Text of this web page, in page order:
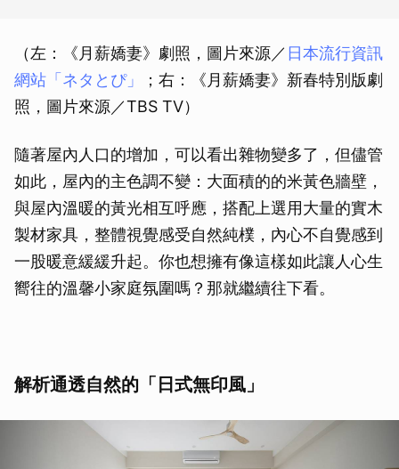
（左：《月薪嬌妻》劇照，圖片來源／ 日本流行資訊
網站「ネタとぴ」
；右：《月薪嬌妻》新春特別版劇
照，圖片來源／TBS TV）
隨著屋內人口的增加，可以看出雜物變多了，但儘管
如此，屋內的主色調不變：大面積的的米黃色牆壁，
與屋內溫暖的黃光相互呼應，搭配上選用大量的實木
製材家具，整體視覺感受自然純樸，內心不自覺感到
一股暖意緩緩升起。你也想擁有像這樣如此讓人心生
嚮往的溫馨小家庭氛圍嗎？那就繼續往下看。
解析通透自然的「日式無印風」